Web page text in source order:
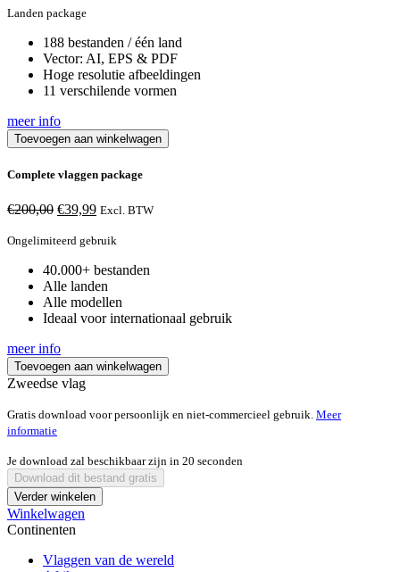
Landen package
188 bestanden / één land
Vector: AI, EPS & PDF
Hoge resolutie afbeeldingen
11 verschilende vormen
meer info
Toevoegen aan winkelwagen
Complete vlaggen package
€200,00 Oorspronkelijke
was:
€39,99Huidige
is:
Excl. BTW
Ongelimiteerd gebruik
40.000+ bestanden
Alle landen
Alle modellen
Ideaal voor internationaal gebruik
meer info
Toevoegen aan winkelwagen
Zweedse vlag
Gratis download voor persoonlijk en niet-commercieel gebruik. Meer
informatie
Je download zal beschikbaar zijn in 20 seconden
Download dit bestand gratis
Verder winkelen
Winkelwagen
Continenten
Vlaggen van de wereld